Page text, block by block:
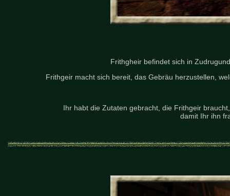
Frithgheir befindet sich in
Frithgeir macht sich bereit, das Gebräu herzustellen,
Ihr habt die Zutaten gebracht, die Frithgeir
damit Ihr ihn